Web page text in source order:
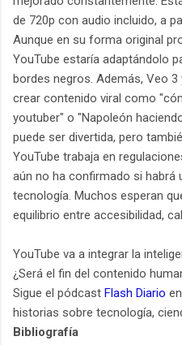
de 720p con audio incluido, a
Aunque en su forma original
YouTube estaría adaptándolo
bordes negros. Además, Veo
crear contenido viral como
youtuber" o "Napoleón
puede ser divertida, pero
YouTube trabaja en
aún no ha confirmado si habrá
tecnología. Muchos esperan
equilibrio entre accesibilidad,
YouTube va a integrar la
¿Será el fin del contenido
Sigue el pódcast Flash Diario
historias sobre tecnología,
Bibliografía